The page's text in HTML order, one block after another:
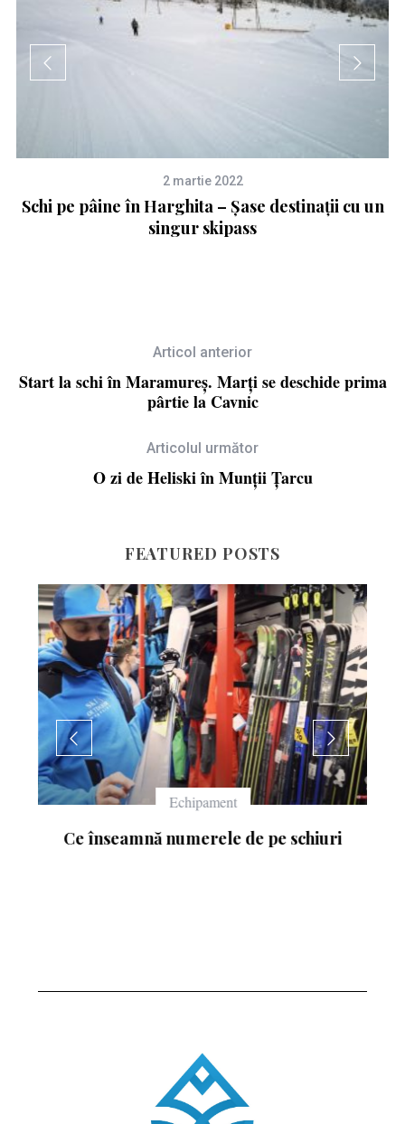
2 martie 2022
Schi pe pâine în Harghita – Șase destinații cu un
singur skipass
Articol anterior
Start la schi în Maramureș. Marți se deschide prima
pârtie la Cavnic
Articolul următor
O zi de Heliski în Munții Țarcu
FEATURED POSTS
Echipament
Ce înseamnă numerele de pe schiuri